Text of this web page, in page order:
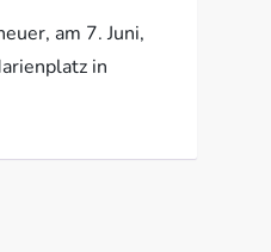
am 7. Juni,
in